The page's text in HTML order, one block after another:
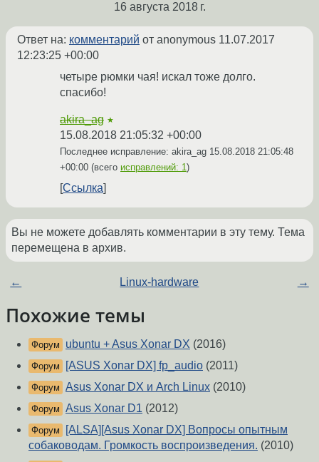
16 августа 2018 г.
Ответ на: комментарий от anonymous 11.07.2017
12:23:25 +00:00
четыре рюмки чая! искал тоже долго.
спасибо!
akira_ag ★
15.08.2018 21:05:32 +00:00
Последнее исправление: akira_ag 15.08.2018 21:05:48
+00:00 (всего исправлений: 1)
Ссылка
Вы не можете добавлять комментарии в эту тему. Тема
перемещена в архив.
← Linux-hardware →
Похожие темы
Форум ubuntu + Asus Xonar DX (2016)
Форум [ASUS Xonar DX] fp_audio (2011)
Форум Asus Xonar DX и Arch Linux (2010)
Форум Asus Xonar D1 (2012)
Форум
[ALSA][Asus Xonar DX] Вопросы опытным
собаководам. Громкость воспроизведения. (2010)